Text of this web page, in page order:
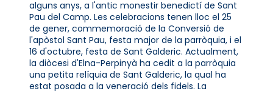
alguns anys, a l'antic monestir benedictí de Sant
Pau del Camp. Les celebracions tenen lloc el 25
de gener, commemoració de la Conversió de
l'apòstol Sant Pau, festa major de la parròquia, i el
16 d'octubre, festa de Sant Galderic. Actualment,
la diòcesi d'Elna-Perpinyà ha cedit a la parròquia
una petita relíquia de Sant Galderic, la qual ha
estat posada a la veneració dels fidels. La